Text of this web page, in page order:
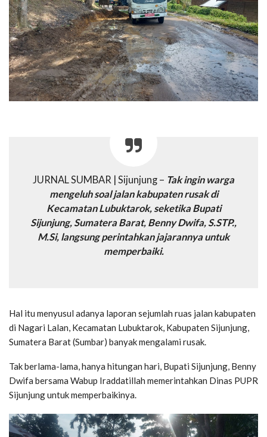
JURNAL SUMBAR | Sijunjung – Tak ingin warga
mengeluh soal jalan kabupaten rusak di
Kecamatan Lubuktarok, seketika Bupati
Sijunjung, Sumatera Barat, Benny Dwifa, S.STP.,
M.Si, langsung perintahkan jajarannya untuk
memperbaiki.
Hal itu menyusul adanya laporan sejumlah ruas jalan kabupaten
di Nagari Lalan, Kecamatan Lubuktarok, Kabupaten Sijunjung,
Sumatera Barat (Sumbar) banyak mengalami rusak.
Tak berlama-lama, hanya hitungan hari, Bupati Sijunjung, Benny
Dwifa bersama Wabup Iraddatillah memerintahkan Dinas PUPR
Sijunjung untuk memperbaikinya.